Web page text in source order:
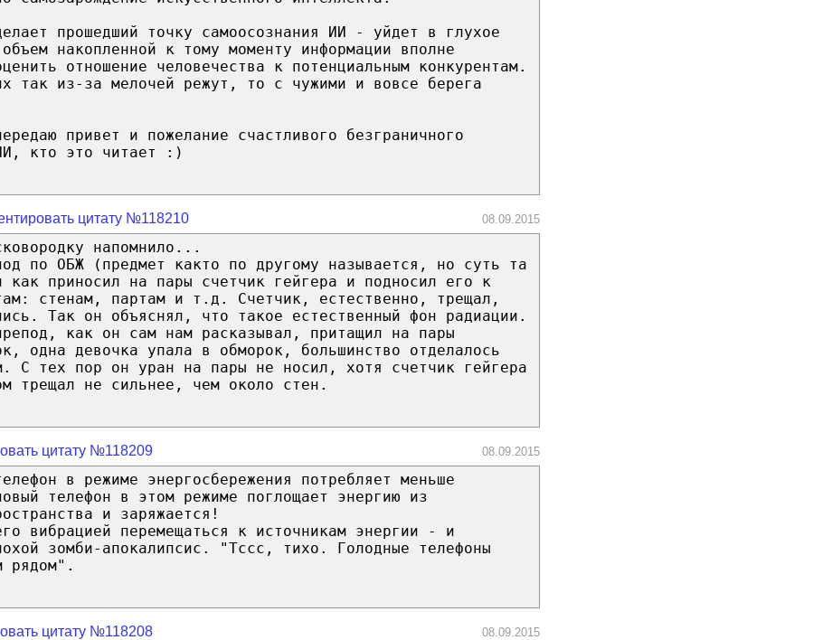
прошедший точку самоосознания ИИ - уйдет в глухое
накопленной к тому моменту информации вполне
отношение человечества к потенциальным конкурентам.
так из-за мелочей режут, то с чужими и вовсе берега
привет и пожелание счастливого безграничного
кто это читает :)
цитату №118210 08.09.2015
напомнило...
по ОБЖ (предмет както по другому называется, но суть та
как приносил на пары счетчик гейгера и подносил его к
стенам, партам и т.д. Счетчик, естественно, трещал,
Так он объяснял, что такое естественный фон радиации.
как он сам нам расказывал, притащил на пары
одна девочка упала в обморок, большинство отделалось
С тех пор он уран на пары не носил, хотя счетчик гейгера
трещал не сильнее, чем около стен.
цитату №118209 08.09.2015
в режиме энергосбережения потребляет меньше
телефон в этом режиме поглощает энергию из
и заряжается!
вибрацией перемещаться к источникам энергии - и
зомби-апокалипсис. "Тссс, тихо. Голодные телефоны
рядом".
цитату №118208 08.09.2015